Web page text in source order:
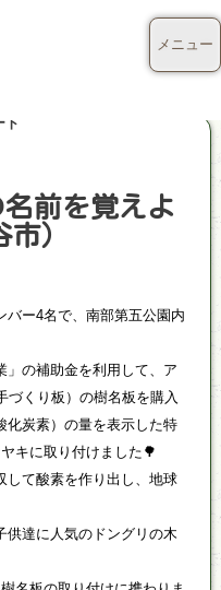
ト
前を覚えよ
）
バー4名で、南部第五公園内
」の補助金を利用して、ア
づくり板）の樹名板を購入
化炭素）の量を表示した特
キに取り付けました🌳
して酸素を作り出し、地球
供達に人気のドングリの木
メニュー